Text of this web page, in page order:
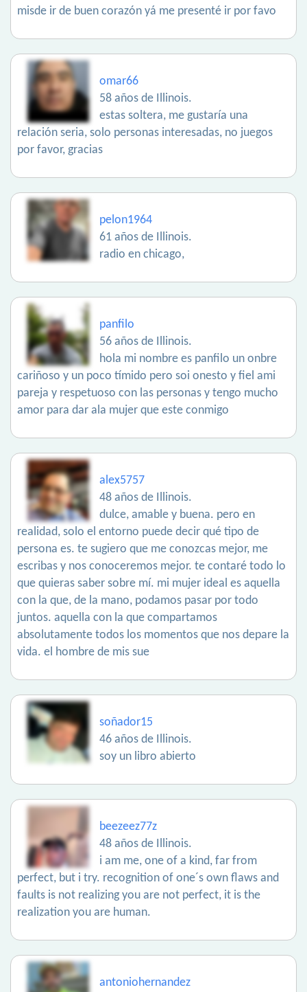
misde ir de buen corazón yá me presenté ir por favo
omar66
58 años de Illinois.
estas soltera, me gustaría una
relación seria, solo personas interesadas, no juegos
por favor, gracias
pelon1964
61 años de Illinois.
radio en chicago,
panfilo
56 años de Illinois.
hola mi nombre es panfilo un onbre
cariñoso y un poco tímido pero soi onesto y fiel ami
pareja y respetuoso con las personas y tengo mucho
amor para dar ala mujer que este conmigo
alex5757
48 años de Illinois.
dulce, amable y buena. pero en
realidad, solo el entorno puede decir qué tipo de
persona es. te sugiero que me conozcas mejor, me
escribas y nos conoceremos mejor. te contaré todo lo
que quieras saber sobre mí. mi mujer ideal es aquella
con la que, de la mano, podamos pasar por todo
juntos. aquella con la que compartamos
absolutamente todos los momentos que nos depare la
vida. el hombre de mis sue
soñador15
46 años de Illinois.
soy un libro abierto
beezeez77z
48 años de Illinois.
i am me, one of a kind, far from
perfect, but i try. recognition of one´s own flaws and
faults is not realizing you are not perfect, it is the
realization you are human.
antoniohernandez